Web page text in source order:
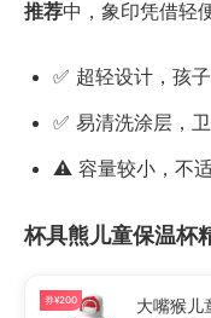
推荐中，象印凭借轻
✅ 超轻设计，孩
✅ 易清洗涂层，
⚠️ 容量较小，不
杯具熊儿童保温杯
券¥200
大嘴猴儿